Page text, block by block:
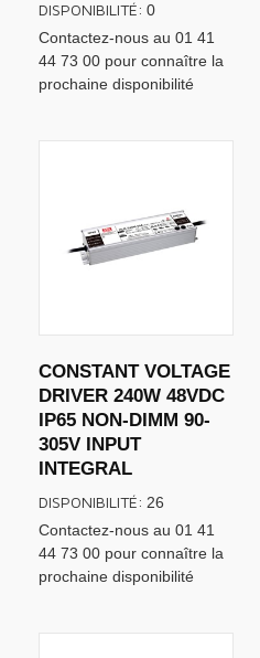
Contactez-nous au 01 41
44 73 00 pour connaître la
prochaine disponibilité
DISPONIBILITÉ: 0
CONSTANT VOLTAGE
DRIVER 240W 48VDC
IP65 NON-DIMM 90-
305V INPUT
INTEGRAL
Contactez-nous au 01 41
44 73 00 pour connaître la
prochaine disponibilité
DISPONIBILITÉ: 26